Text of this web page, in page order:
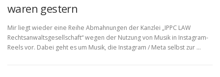
waren gestern
Mir liegt wieder eine Reihe Abmahnungen der Kanzlei „IPPC LAW
Rechtsanwaltsgesellschaft“ wegen der Nutzung von Musik in Instagram-
Reels vor. Dabei geht es um Musik, die Instagram / Meta selbst zur …